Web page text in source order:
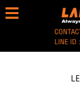
LINE ID :